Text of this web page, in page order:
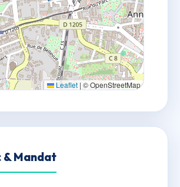
Leaflet | © OpenStreetMap
& Mandat